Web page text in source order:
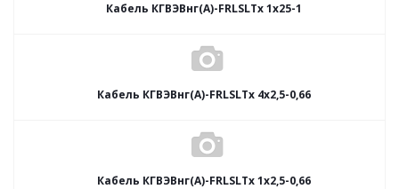
Кабель КГВЭВнг(А)-FRLSLTx 1х25-1
Кабель КГВЭВнг(А)-FRLSLTx 4х2,5-0,66
Кабель КГВЭВнг(А)-FRLSLTx 1х2,5-0,66